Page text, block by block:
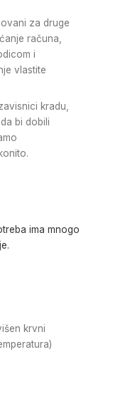
za druge
računa,
i
vlastite
kradu,
bi dobili
ima mnogo
krvni